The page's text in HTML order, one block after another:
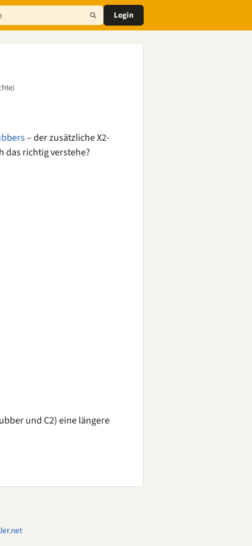
Login
– der zusätzliche X2-
das richtig verstehe?
und C2) eine längere